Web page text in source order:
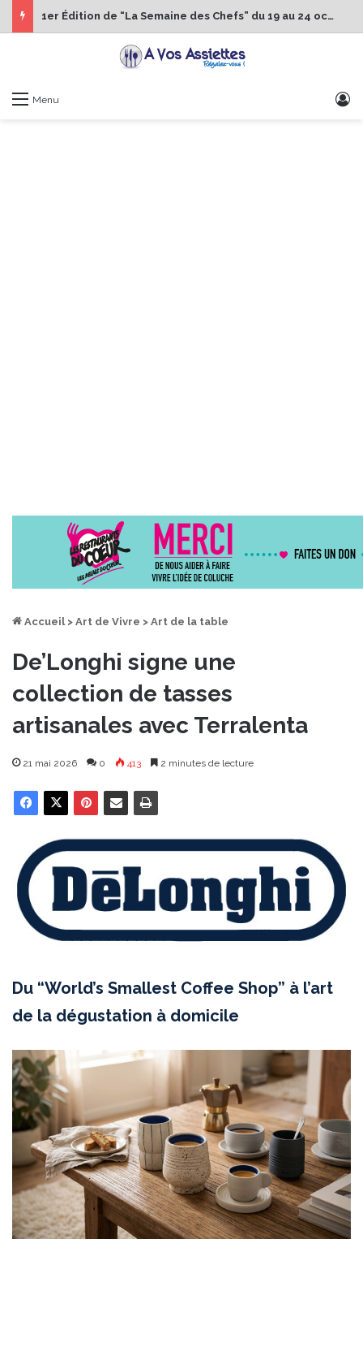
1er Édition de “La Semaine des Chefs” du 19 au 24 octobre 2026
Menu
Accueil > Art de Vivre > Art de la table
De’Longhi signe une
collection de tasses
artisanales avec Terralenta
21 mai 2026 0 413 2 minutes de lecture
Du “World’s Smallest Coffee Shop” à l’art
de la dégustation à domicile